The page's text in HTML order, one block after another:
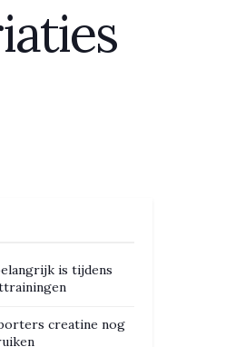
is tijdens
creatine nog